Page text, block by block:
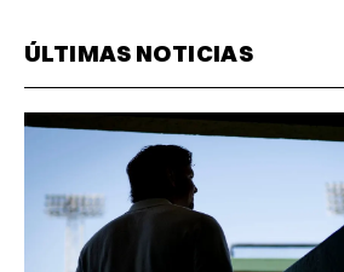
ÚLTIMAS NOTICIAS